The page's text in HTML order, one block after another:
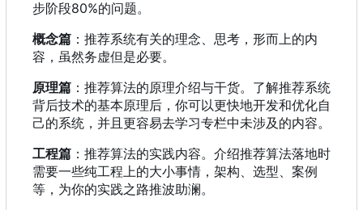
步阶段80%的问题。
概念篇 ：推荐系统有关的理念、思考，形而上的内
容，虽然务虚但是必要。
原理篇 ：推荐算法的原理介绍与干货。了解推荐系统
背后技术的基本原理后，你可以更快地开发和优化自
己的系统，并且更容易去学习专栏中未涉及的内容。
工程篇 ：推荐算法的实践内容。介绍推荐算法落地时
需要一些纯工程上的大小事情，架构、选型、案例
等，为你的实践之路推波助澜。